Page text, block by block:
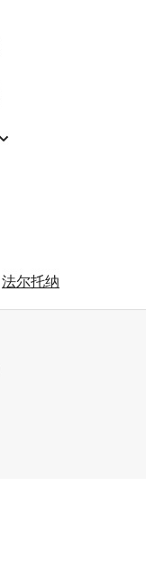
法尔托纳